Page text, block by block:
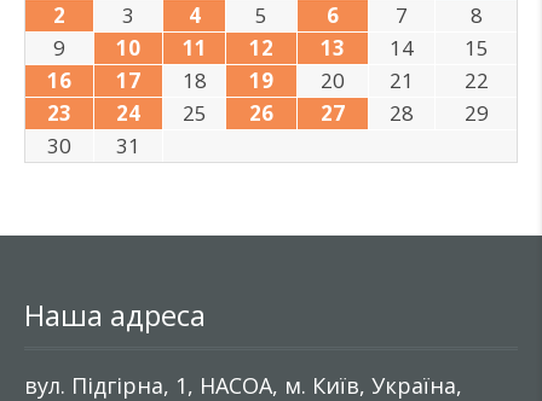
2
3 4 5 6 7
8
9
10 11 12 13 14
15
16
17 18 19 20 21
22
23
24 25 26 27 28
29
30
31
Наша адреса
вул. Підгірна, 1, НАСОА, м. Київ, Україна,